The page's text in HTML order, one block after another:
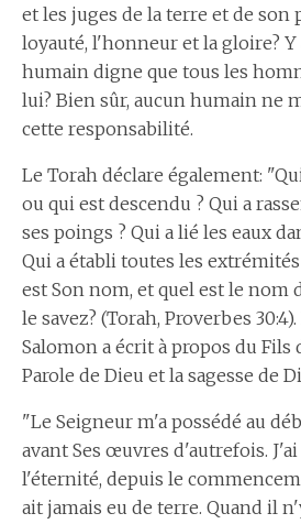
et les juges de la terre et de son
loyauté, l'honneur et la gloire?
humain digne que tous les
lui? Bien sûr, aucun humain ne
cette responsabilité.
Le Torah déclare également:
ou qui est descendu ? Qui a
ses poings ? Qui a lié les eaux
Qui a établi toutes les
est Son nom, et quel est le nom
le savez? (Torah, Proverbes
Salomon a écrit à propos du Fils
Parole de Dieu et la sagesse de
"Le Seigneur m'a possédé au
avant Ses œuvres d'autrefois.
l'éternité, depuis le
ait jamais eu de terre. Quand il